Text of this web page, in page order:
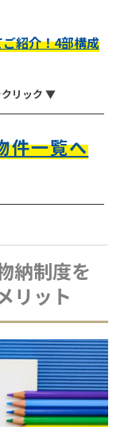
紹介！4部構成
クリック ▼
件一覧へ
納制度を
リット